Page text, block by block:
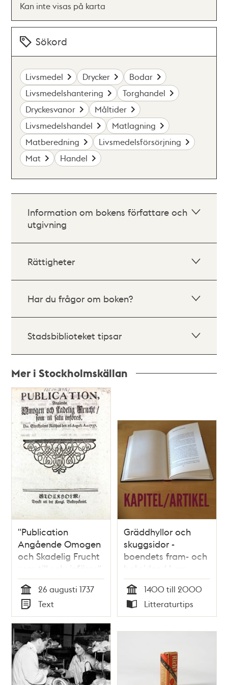
Kan inte visas på karta
Sökord
Livsmedel Drycker
Bodar
Livsmedelshantering
Torghandel
Dryckesvanor
Måltider
Livsmedelshandel
Matlagning
Matberedning
Livsmedelsförsörjning
Mat
Handel
Information om bokens författare och
utgivning
Rättigheter
Har du frågor om boken?
Stadsbiblioteket tipsar
Mer i Stockholmskällan
Relaterade
poster
och
teman
"Publication
Angående Omogen
och Skadelig Frucht
som till salu införes"
1737
Tid
26 augusti 1737
Typ
Text
Gräddhyllor och
skuggsidor -
boendets fram- och
baksidor / Lars
Ericson
Tid
1400 till 2000
Typ
Litteraturtips